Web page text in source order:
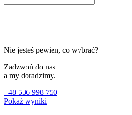
Nie jesteś pewien, co wybrać?
Zadzwoń do nas
a my doradzimy.
+48 536 998 750
Pokaż wyniki